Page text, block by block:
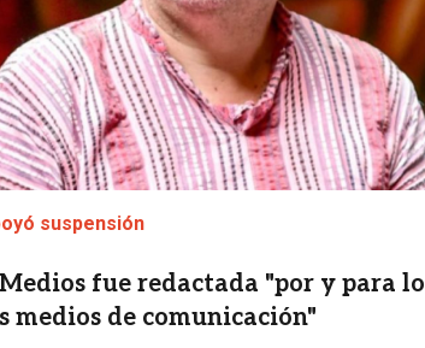
suspensión
fue redactada "por y para
medios de comunicación"